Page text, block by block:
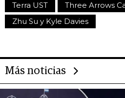
Terra UST
Three Arrows
Zhu Su y Kyle Davies
Más noticias